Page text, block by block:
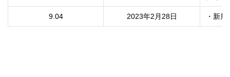
9.04 2023年2月28日 ・新